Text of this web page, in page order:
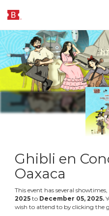
Ghibli en
Oaxaca
This event has several
2025 to December 05, 2025.
wish to attend to by clicking the